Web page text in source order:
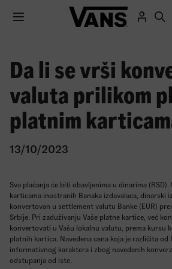
Da li se vrši
valuta prilikom
platnim
13/10/2023
Sva plaćanja će biti obavljenima u dinarima
karticama inostranih Banaka izdavalaca, dinarski
konvertovan u settlement valutu Banke (EUR)
Srbije. Pri zaduživanju Vaše platne kartice, već
konvertovati u Vašu lokalnu valutu, prema kursu
platnih kartica. Navedena cena koja je različita od
informativnog karaktera i zbog navedenih
odstupanja od iste.
Registracijom na naš sajt dobijate
popusta za prvu kupovinu.
Registruj se